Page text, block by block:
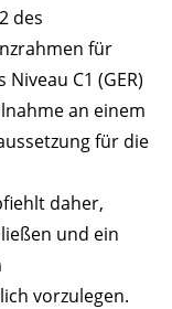
des
für
C1 (GER)
an einem
für die
daher,
und ein
vorzulegen.